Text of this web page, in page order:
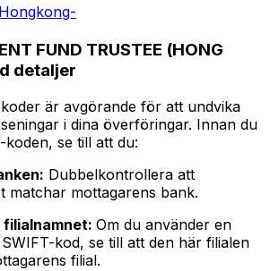
Hongkong-
FUND TRUSTEE (HONG
detaljer
är avgörande för att undvika
i dina överföringar. Innan du
se till att du:
Dubbelkontrollera att
matchar mottagarens bank.
Om du använder en
kod, se till att den här filialen
filial.